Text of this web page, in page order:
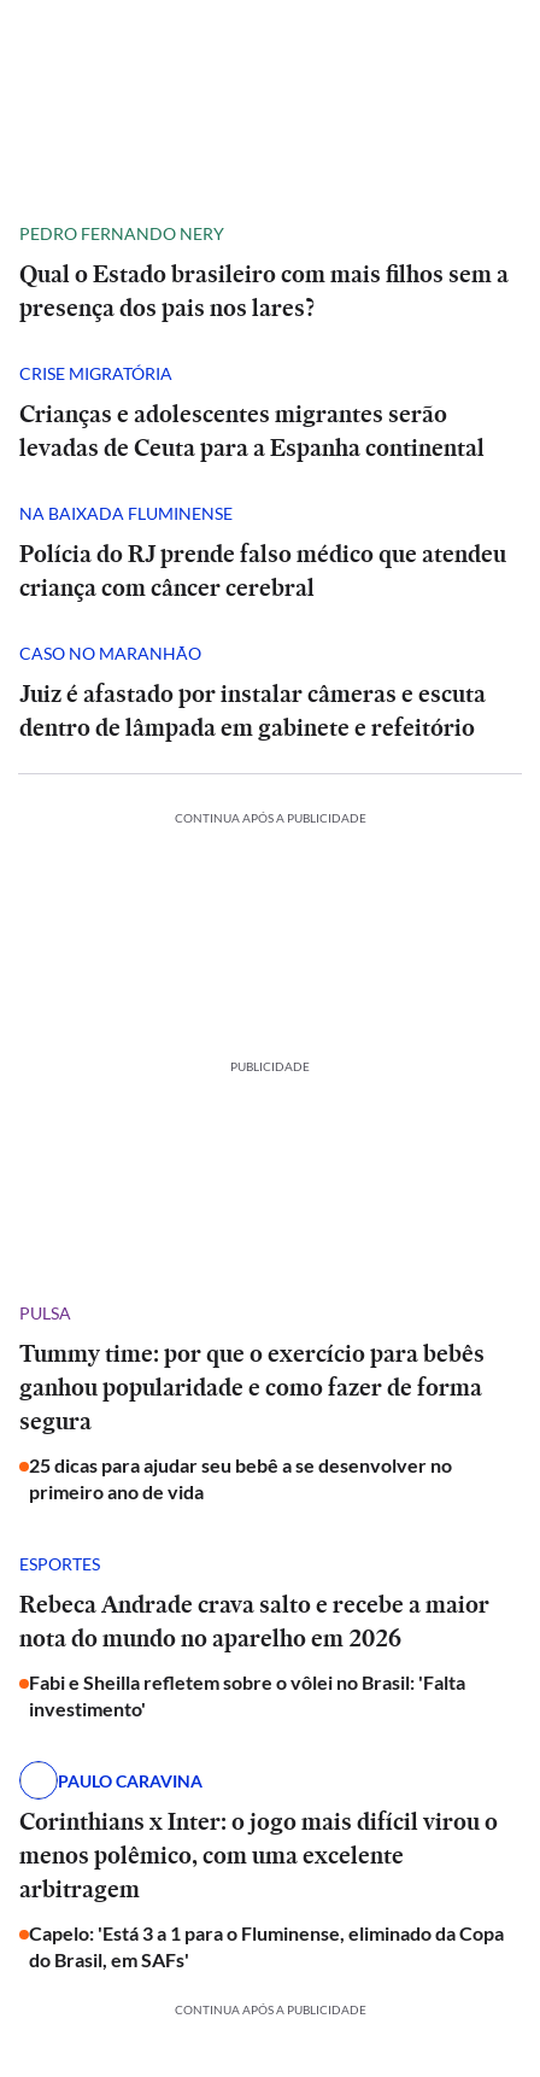
PEDRO FERNANDO NERY
Qual o Estado brasileiro com mais filhos sem a
presença dos pais nos lares?
CRISE MIGRATÓRIA
Crianças e adolescentes migrantes serão
levadas de Ceuta para a Espanha continental
NA BAIXADA FLUMINENSE
Polícia do RJ prende falso médico que atendeu
criança com câncer cerebral
CASO NO MARANHÃO
Juiz é afastado por instalar câmeras e escuta
dentro de lâmpada em gabinete e refeitório
CONTINUA APÓS A PUBLICIDADE
PUBLICIDADE
PULSA
Tummy time: por que o exercício para bebês
ganhou popularidade e como fazer de forma
segura
25 dicas para ajudar seu bebê a se desenvolver no
primeiro ano de vida
ESPORTES
Rebeca Andrade crava salto e recebe a maior
nota do mundo no aparelho em 2026
Fabi e Sheilla refletem sobre o vôlei no Brasil: 'Falta
investimento'
PAULO CARAVINA
Corinthians x Inter: o jogo mais difícil virou o
menos polêmico, com uma excelente
arbitragem
Capelo: 'Está 3 a 1 para o Fluminense, eliminado da Copa
do Brasil, em SAFs'
CONTINUA APÓS A PUBLICIDADE